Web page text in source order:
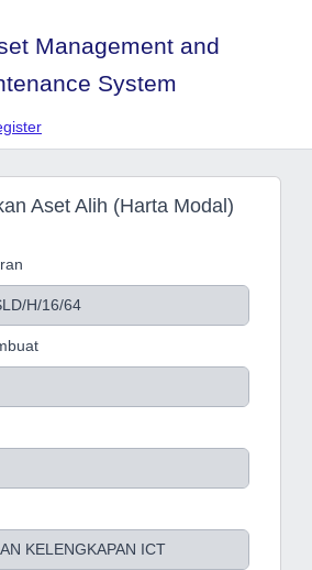
Management and
System
Aset Alih (Harta Modal)